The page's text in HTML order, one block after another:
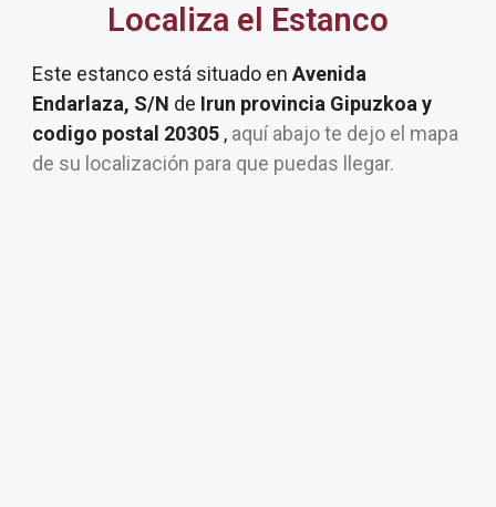
Localiza el Estanco
Este estanco está situado en Avenida
Endarlaza, S/N de Irun provincia Gipuzkoa y
codigo postal 20305 , aquí abajo te dejo el mapa
de su localización para que puedas llegar.